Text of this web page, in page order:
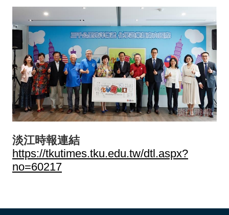
淡江時報連結
https://tkutimes.tku.edu.tw/dtl.aspx?
no=60217